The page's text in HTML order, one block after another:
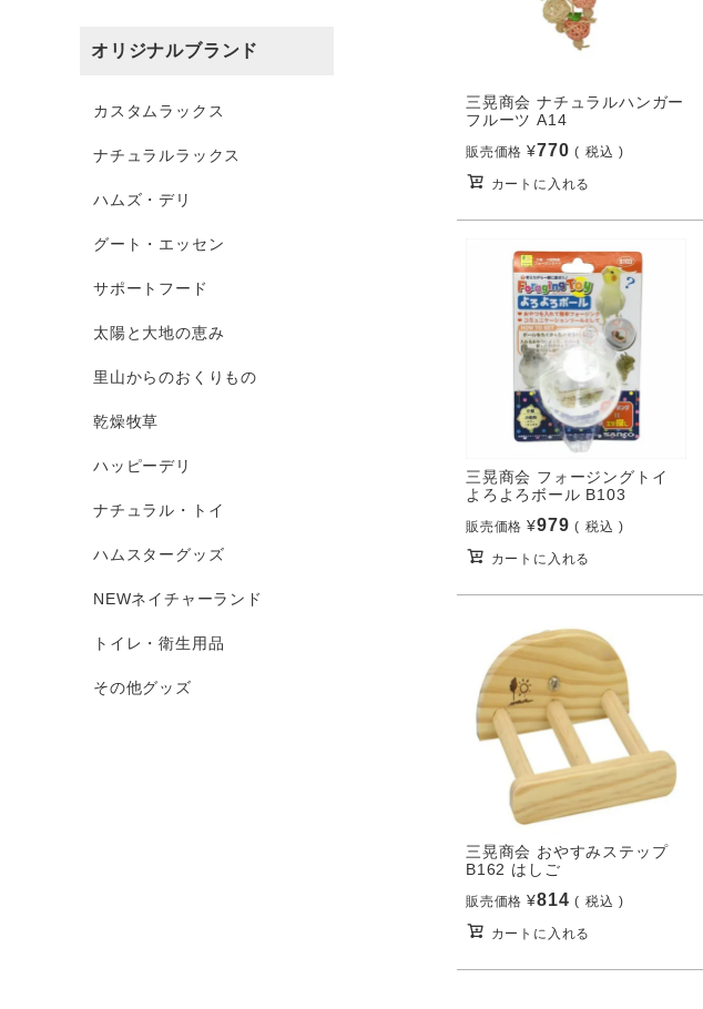
オリジナルブランド
カスタムラックス
ナチュラルラックス
ハムズ・デリ
グート・エッセン
サポートフード
太陽と大地の恵み
里山からのおくりもの
乾燥牧草
ハッピーデリ
ナチュラル・トイ
ハムスターグッズ
NEWネイチャーランド
トイレ・衛生用品
その他グッズ
三晃商会 ナチュラルハンガー
フルーツ A14
販売価格 ¥770 税込
カートに入れる
三晃商会 フォージングトイ
よろよろボール B103
販売価格 ¥979 税込
カートに入れる
三晃商会 おやすみステップ
B162 はしご
販売価格 ¥814 税込
カートに入れる